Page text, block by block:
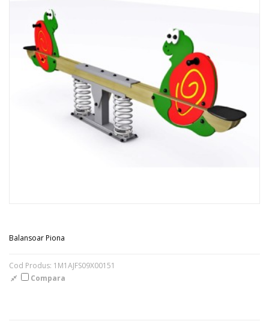
Balansoar Piona
Cod Produs: 1M1AJFS09X00151
Compara